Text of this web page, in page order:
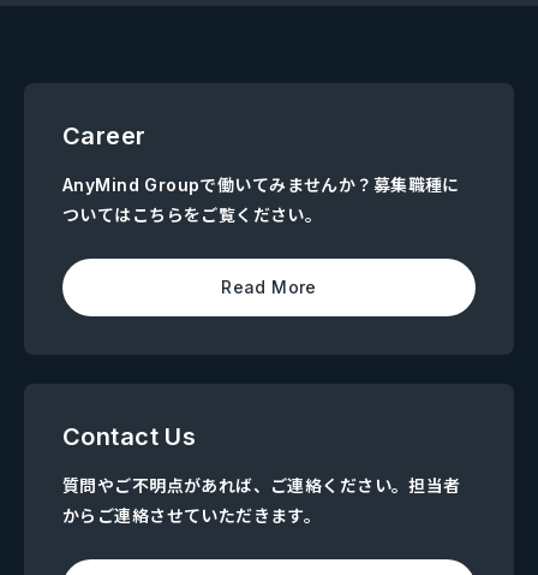
Career
AnyMind Groupで働いてみませんか？募集職種に
ついてはこちらをご覧ください。
Read More
Contact Us
質問やご不明点があれば、ご連絡ください。担当者
からご連絡させていただきます。